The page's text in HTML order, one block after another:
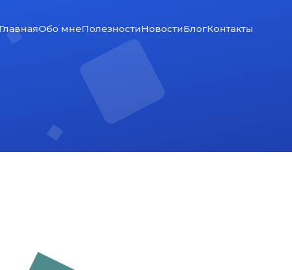
ГлавнаяОбо мнеПолезностиНовостиБлогКонтакты